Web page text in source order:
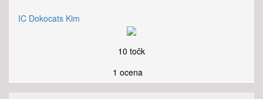
IC Dokocats Kim
10 točk
1 ocena